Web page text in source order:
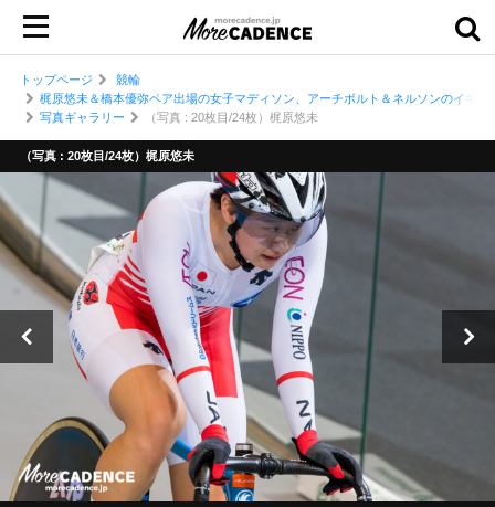
トップページ
競輪
梶原悠未＆橋本優弥ペア出場の女子マディソン、アーチボルト＆ネルソンのイギ
写真ギャラリー
（写真 : 20枚目/24枚）梶原悠未
（写真 : 20枚目/24枚）梶原悠未